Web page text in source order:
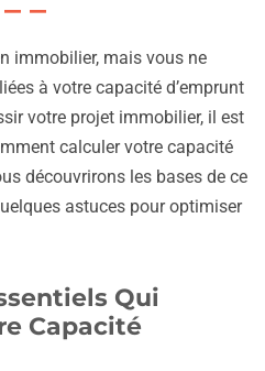
immobilier, mais vous ne
à votre capacité d’emprunt
votre projet immobilier, il est
calculer votre capacité
découvrirons les bases de ce
astuces pour optimiser
Qui
Capacité